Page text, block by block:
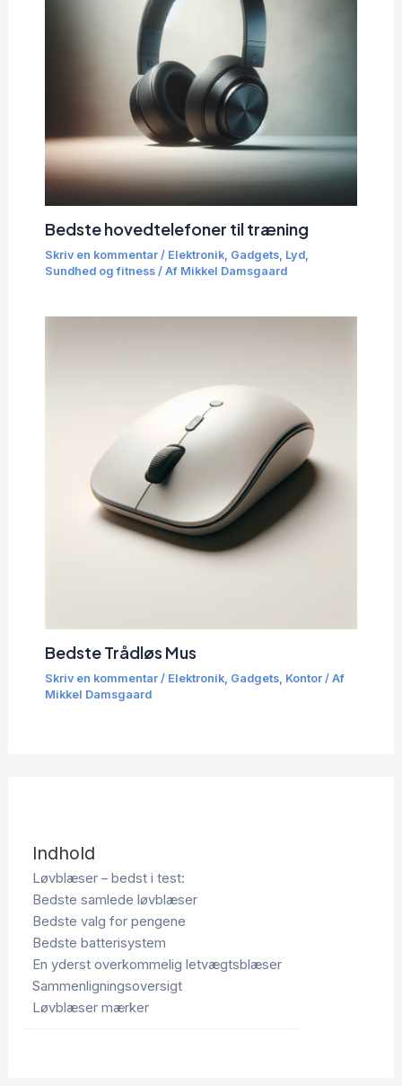
Bedste hovedtelefoner til træning
Skriv en kommentar / Elektronik, Gadgets, Lyd,
Sundhed og fitness/ Af Mikkel Damsgaard
Bedste Trådløs Mus
Skriv en kommentar / Elektronik, Gadgets, Kontor/ Af
Mikkel Damsgaard
Indhold
Løvblæser – bedst i test:
Bedste samlede løvblæser
Bedste valg for pengene
Bedste batterisystem
En yderst overkommelig letvægtsblæser
Sammenligningsoversigt
Løvblæser mærker